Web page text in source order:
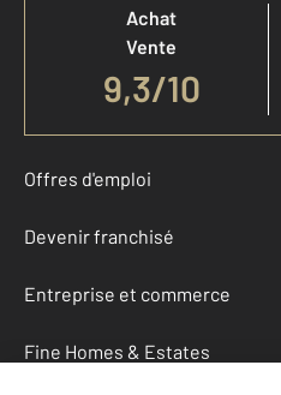
Achat
Vente
9,3/10
Offres d'emploi
Devenir franchisé
Entreprise et commerce
Fine Homes & Estates